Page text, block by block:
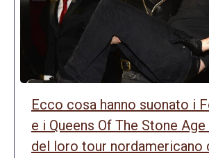
Ecco cosa hanno suonato i
e i Queens Of The Stone Age
del loro tour nordamericano